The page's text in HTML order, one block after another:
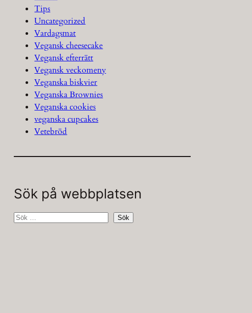
Tips
Uncategorized
Vardagsmat
Vegansk cheesecake
Vegansk efterrätt
Vegansk veckomeny
Veganska biskvier
Veganska Brownies
Veganska cookies
veganska cupcakes
Vetebröd
Sök på webbplatsen
S
Sök